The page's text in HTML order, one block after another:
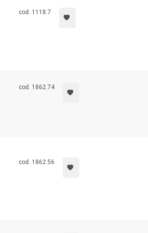
cod. 1118.7
cod. 1862.74
cod. 1862.56